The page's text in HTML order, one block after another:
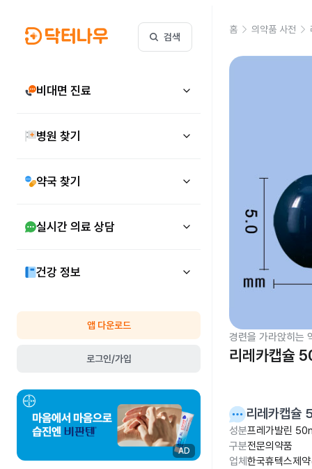
검색
비대면 진료
병원 찾기
약국 찾기
실시간 의료 상담
건강 정보
앱 다운로드
로그인/가입
AD
홈 의약품 사전
경련을 가라앉히는
리레카캡슐
리레카캡슐
성분프레가발린
구분전문의약품
업체 한국휴텍스제